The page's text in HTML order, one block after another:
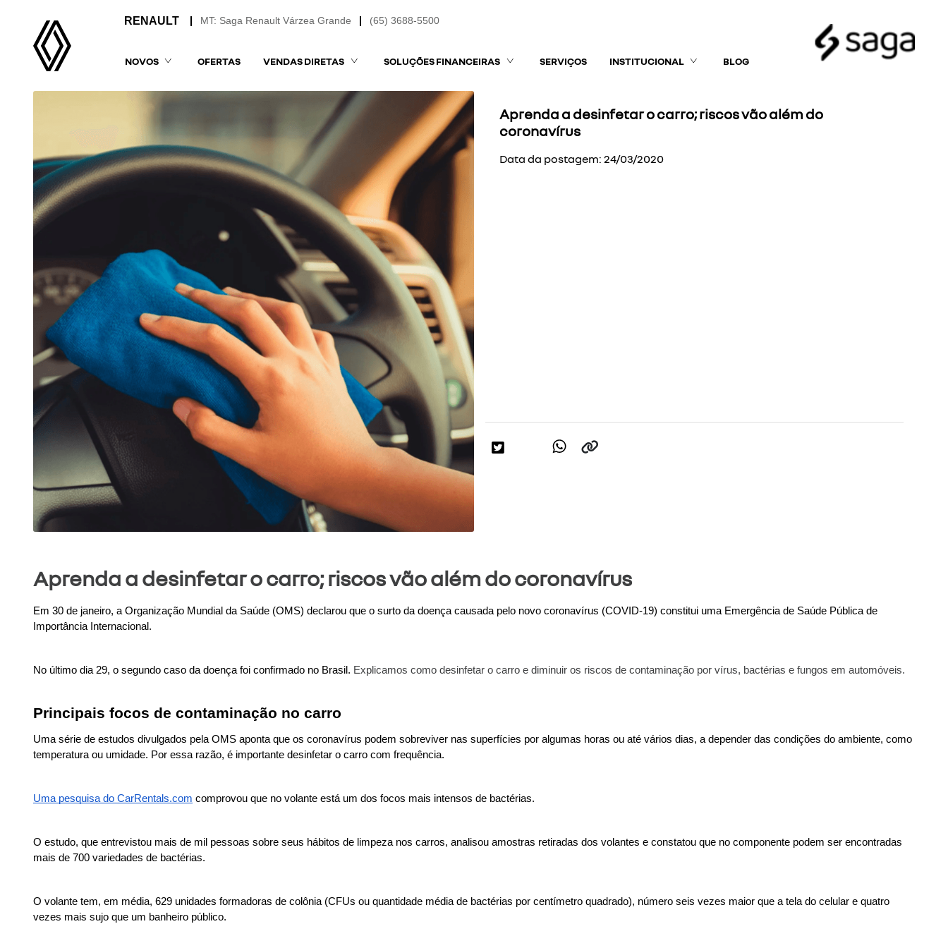
(65) 3688-5500
MT: Saga Renault Várzea Grande
NOVOS OFERTAS VENDAS DIRETAS SOLUÇÕES FINANCEIRAS SERVIÇOS INSTITUCIONAL BLOG
Aprenda a desinfetar o carro; riscos vão além do
coronavírus
Data da postagem: 24/03/2020
Aprenda a desinfetar o carro; riscos vão além do coronavírus
Em 30 de janeiro, a Organização Mundial da Saúde (OMS) declarou que o surto da doença causada pelo novo coronavírus (COVID-19) constitui uma Emergência de Saúde Pública de
Importância Internacional.
No último dia 29, o segundo caso da doença foi confirmado no Brasil. Explicamos como desinfetar o carro e diminuir os riscos de contaminação por vírus, bactérias e fungos em automóveis.
Principais focos de contaminação no carro
Uma série de estudos divulgados pela OMS aponta que os coronavírus podem sobreviver nas superfícies por algumas horas ou até vários dias, a depender das condições do ambiente, como
temperatura ou umidade. Por essa razão, é importante desinfetar o carro com frequência.
Uma pesquisa do CarRentals.com comprovou que no volante está um dos focos mais intensos de bactérias.
O estudo, que entrevistou mais de mil pessoas sobre seus hábitos de limpeza nos carros, analisou amostras retiradas dos volantes e constatou que no componente podem ser encontradas
mais de 700 variedades de bactérias.
O volante tem, em média, 629 unidades formadoras de colônia (CFUs ou quantidade média de bactérias por centímetro quadrado), número seis vezes maior que a tela do celular e quatro
vezes mais sujo que um banheiro público.